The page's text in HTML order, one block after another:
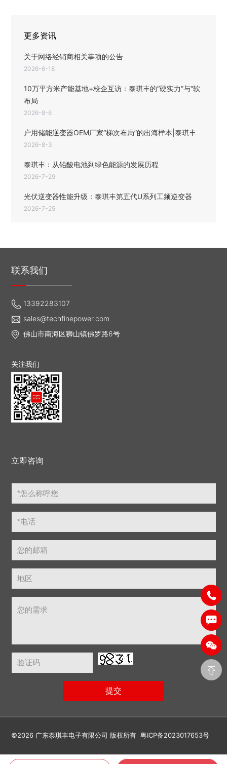
更多资讯
关于网络经销商相关事项的公告
2026-6-18
10万平方米产能基地+校企互访：泰琪丰的“硬实力”与“软
布局
2026-8-6
户用储能逆变器OEM厂家“梯次布局”的出海样本|泰琪丰
2026-8-3
泰琪丰：从铅酸电池到绿色能源的发展历程
2026-7-29
光伏逆变器性能升级：泰琪丰第五代U系列工频逆变器
2026-7-25
联系我们
13392283107
sales@techfinepower.com
佛山市南海区狮山镇佛罗路6号
关注我们
立即咨询
©2026 广东泰琪丰电子有限公司 版权所有粤ICP备2023017653号